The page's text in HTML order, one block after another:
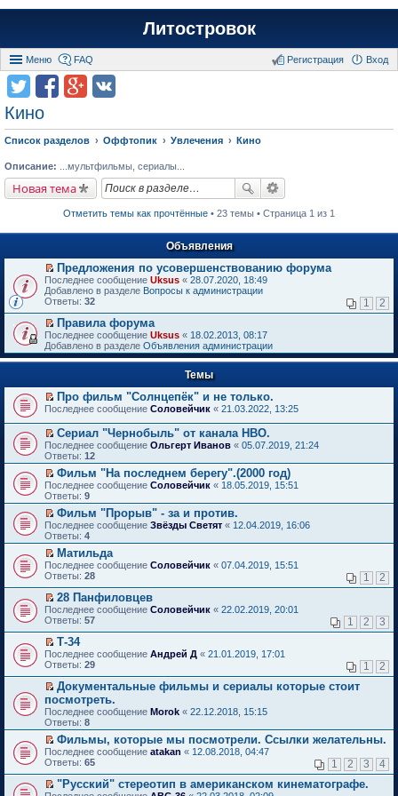
Литостровок
Меню FAQ Вход
Регистрация
Кино
Список разделов Оффтопик Увлечения Кино
Описание: ...мультфильмы, сериалы...
Новая тема
Отметить темы как прочтённые • 23 темы • Страница 1 из 1
Объявления
П
е
р
й
т
и
к
п
в
о
м
у
н
е
п
р
о
ч
и
т
а
н
н
о
м
у
с
о
о
б
е
н
и
ю
Предложения по усовершенствованию форума
Последнее сообщение Uksus « 28.07.2020, 18:49
Добавлено в разделе Вопросы к администрации
Ответы: 32 1 2
П
е
р
е
т
и
к
е
р
в
о
м
у
н
е
п
р
о
ч
и
т
а
н
н
о
м
у
с
о
о
щ
е
н
и
ю
Правила форума
Последнее сообщение Uksus « 18.02.2013, 08:17
Добавлено в разделе Объявления администрации
Темы
П
р
е
й
т
и
п
е
р
в
о
м
у
н
е
п
р
о
ч
и
т
а
н
о
м
у
с
о
о
щ
е
н
Про фильм "Солнцепёк" и не только.
Последнее сообщение Соловейчик « 21.03.2022, 13:25
П
е
р
е
й
т
и
к
п
е
р
в
о
м
у
н
е
п
р
ч
и
т
а
н
н
о
м
у
с
о
о
б
щ
Сериал "Чернобыль" от канала HBO.
Последнее сообщение Ольгерт Иванов « 05.07.2019, 21:24
Ответы: 12
П
е
р
е
й
т
и
к
п
е
р
в
о
м
у
н
е
п
р
о
ч
и
т
а
н
н
о
у
Фильм "На последнем берегу".(2000 год)
Последнее сообщение Соловейчик « 18.05.2019, 15:51
Ответы: 9
П
е
р
е
й
т
и
к
п
е
в
о
м
у
н
е
п
р
о
ч
и
т
а
н
Фильм "Прорыв" - за и против.
Последнее сообщение Звёзды Светят « 12.04.2019, 16:06
Ответы: 4
П
е
е
й
т
и
к
е
р
в
о
м
у
н
е
п
р
о
ч
Матильда
Последнее сообщение Соловейчик « 07.04.2019, 15:51
Ответы: 28 1 2
П
е
е
т
и
к
п
е
р
в
о
м
у
н
е
28 Панфиловцев
Последнее сообщение Соловейчик « 22.02.2019, 20:01
Ответы: 57 1 2 3
П
е
е
й
т
и
к
п
р
в
о
Т-34
Последнее сообщение Андрей Д « 21.01.2019, 17:01
Ответы: 29 1 2
П
е
р
е
й
т
и
п
Документальные фильмы и сериалы которые стоит
посмотреть.
Последнее сообщение Morok « 22.12.2018, 15:15
Ответы: 8
П
е
е
Фильмы, которые мы посмотрели. Ссылки желательны.
Последнее сообщение atakan « 12.08.2018, 04:47
Ответы: 65 1 2 3 4
П
"Русский" стереотип в американском кинематографе.